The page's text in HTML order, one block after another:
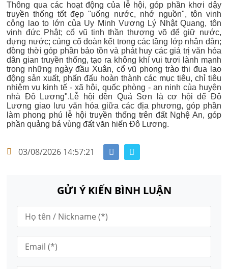
Thông qua các hoạt động của lễ hội, góp phần khơi dậy
truyền thống tốt đẹp "uống nước, nhớ nguồn", tôn vinh
công lao to lớn của Uy Minh Vương Lý Nhật Quang, tôn
vinh đức Phật; cổ vũ tinh thần thượng võ để giữ nước,
dựng nước; củng cố đoàn kết trong các tầng lớp nhân dân;
đồng thời góp phần bảo tồn và phát huy các giá trị văn hóa
dân gian truyền thống, tạo ra không khí vui tươi lành mạnh
trong những ngày đầu Xuân, cổ vũ phong trào thi đua lao
động sản xuất, phấn đấu hoàn thành các mục tiêu, chỉ tiêu
nhiệm vụ kinh tế - xã hội, quốc phòng - an ninh của huyện
nhà Đô Lương".Lễ hội đền Quả Sơn là cơ hội để Đô
Lương giao lưu văn hóa giữa các địa phương, góp phần
làm phong phú lễ hội truyền thống trên đất Nghệ An, góp
phần quảng bá vùng đất văn hiến Đô Lương.
03/08/2026 14:57:21
GỬI Ý KIẾN BÌNH LUẬN